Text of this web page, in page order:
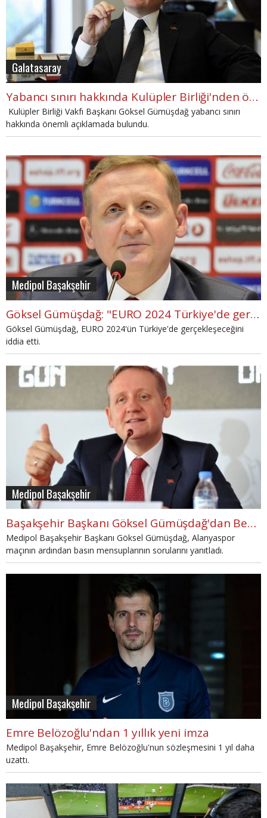
Galatasaray
Yabancı sınırı hakkında Kulüpler Birliği'nden önemli açıklama
Kulüpler Birliği Vakfı Başkanı Göksel Gümüşdağ yabancı sınırı
hakkında önemli açıklamada bulundu.
Medipol Başakşehir
Göksel Gümüşdağ: "EURO 2024 Türkiye'de gerçekleşecek"
Göksel Gümüşdağ, EURO 2024'ün Türkiye'de gerçekleşeceğini
iddia etti.
Medipol Başakşehir
Başakşehir Başkanı Göksel Gümüşdağ'dan Beşiktaş'a gözdağı
Medipol Başakşehir Başkanı Göksel Gümüşdağ, Alanyaspor
maçının ardından basın mensuplarının sorularını yanıtladı.
Medipol Başakşehir
Emre Belözoğlu'ndan 1 yıllık yeni imza
Medipol Başakşehir, Emre Belözoğlu'nun sözleşmesini 1 yıl daha
uzattı.